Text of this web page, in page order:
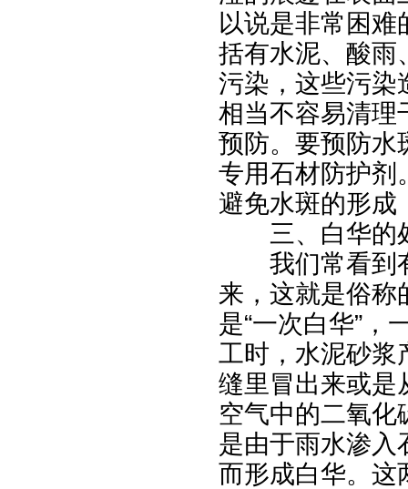
以说是非常困
括有水泥、酸雨
污染，这些污染
相当不容易清理
预防。要预防水
专用石材防护剂
避免水斑的形成
三、白华的
我们常看到有
来，这就是俗称
是“一次白华” ，
工时，水泥砂浆
缝里冒出来或是
空气中的二氧化
是由于雨水渗入
而形成白华。这